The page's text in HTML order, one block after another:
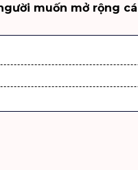
muốn mở rộng